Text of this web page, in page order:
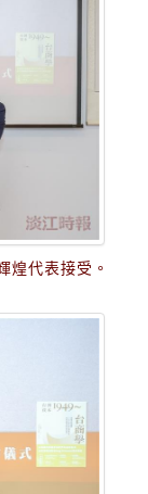
煌代表接受。